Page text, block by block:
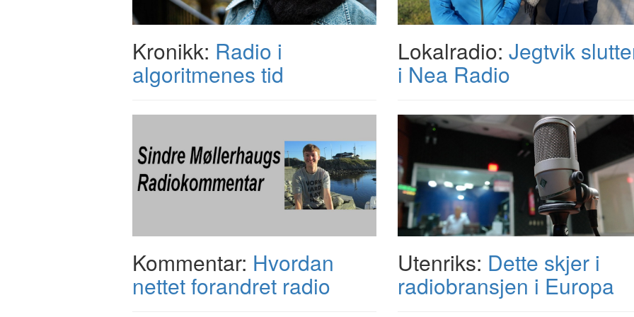
Kronikk: Radio i
algoritmenes tid
Lokalradio: Jegtvik
i Nea Radio
Kommentar: Hvordan
nettet forandret radio
Utenriks: Dette skjer i
radiobransjen i Europa